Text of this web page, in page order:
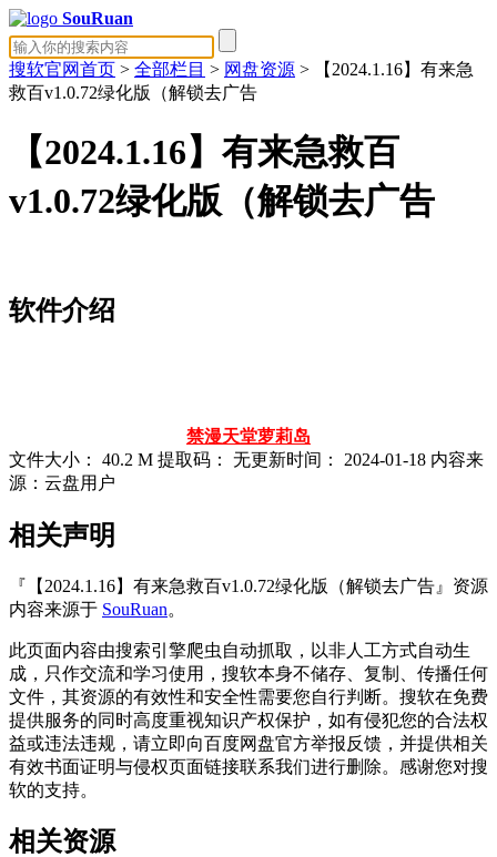
SouRuan
搜软官网首页 > 全部栏目 > 网盘资源 > 【2024.1.16】有来急
救百v1.0.72绿化版（解锁去广告
【2024.1.16】有来急救百
v1.0.72绿化版（解锁去广告
软件介绍
禁漫天堂萝莉岛
文件大小：
40.2 M 提取码： 无更新时间： 2024-01-18 内容来
源：云盘用户
相关声明
『【2024.1.16】有来急救百v1.0.72绿化版（解锁去广告』资源
内容来源于 SouRuan。
此页面内容由搜索引擎爬虫自动抓取，以非人工方式自动生
成，只作交流和学习使用，搜软本身不储存、复制、传播任何
文件，其资源的有效性和安全性需要您自行判断。搜软在免费
提供服务的同时高度重视知识产权保护，如有侵犯您的合法权
益或违法违规，请立即向百度网盘官方举报反馈，并提供相关
有效书面证明与侵权页面链接联系我们进行删除。感谢您对搜
软的支持。
相关资源